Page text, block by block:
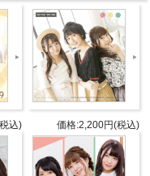
のCDです！
込) 価格:2,200円(税込)